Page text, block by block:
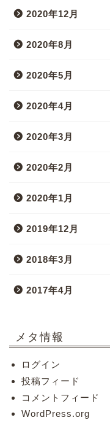
2020年12月
2020年8月
2020年5月
2020年4月
2020年3月
2020年2月
2020年1月
2019年12月
2018年3月
2017年4月
メタ情報
ログイン
投稿フィード
コメントフィード
WordPress.org